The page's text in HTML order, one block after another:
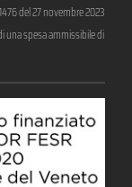
del 27 novembre 2023
una spesa ammissibile di